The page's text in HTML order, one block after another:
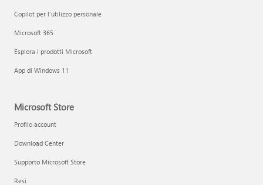
Copilot per l'utilizzo personale
Microsoft 365
Esplora i prodotti Microsoft
App di Windows 11
Microsoft Store
Profilo account
Download Center
Supporto Microsoft Store
Resi